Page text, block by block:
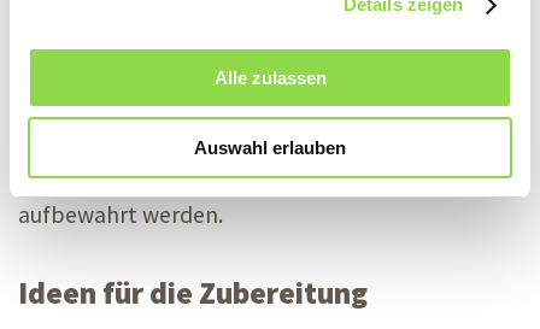
Details zeigen
Alle zulassen
Auswahl erlauben
Sie eine Melone nicht lagern. Ist sie bereits
angeschnitten, kann sie in Frischhaltefolie
verpackt noch ein bis zwei Tage im Kühlschrank
aufbewahrt werden.
Ideen für die Zubereitung